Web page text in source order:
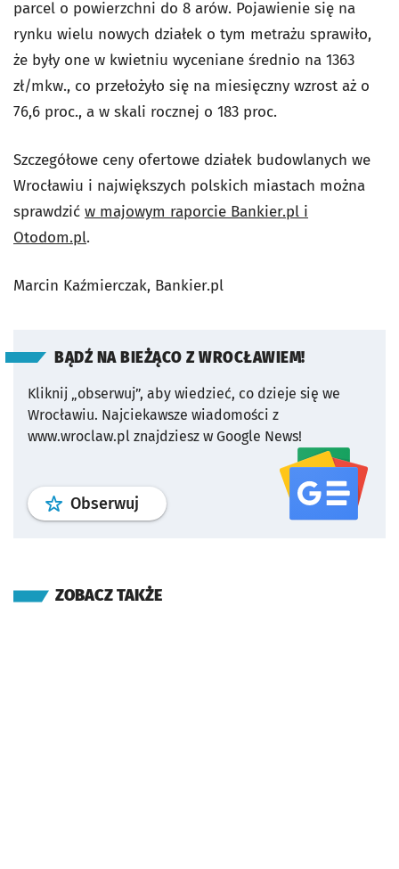
parcel o powierzchni do 8 arów. Pojawienie się na
rynku wielu nowych działek o tym metrażu sprawiło,
że były one w kwietniu wyceniane średnio na 1363
zł/mkw., co przełożyło się na miesięczny wzrost aż o
76,6 proc., a w skali rocznej o 183 proc.
Szczegółowe ceny ofertowe działek budowlanych we
Wrocławiu i największych polskich miastach można
sprawdzić w majowym raporcie Bankier.pl i
Otodom.pl.
Marcin Kaźmierczak, Bankier.pl
BĄDŹ NA BIEŻĄCO Z WROCŁAWIEM!
Kliknij „obserwuj”, aby wiedzieć, co dzieje się we
Wrocławiu. Najciekawsze wiadomości z
www.wroclaw.pl znajdziesz w Google News!
Obserwuj profil serwisu
ZOBACZ TAKŻE